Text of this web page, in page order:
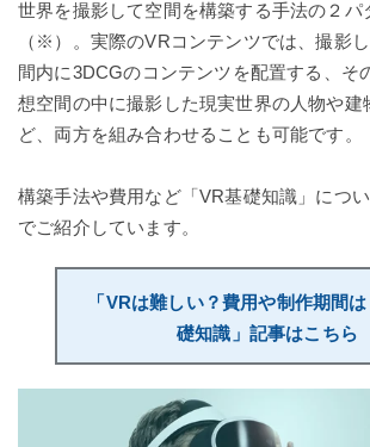
世界を撮影して空間を構築する手法の２パ
（※）。実際のVRコンテンツでは、撮影
間内に3DCGのコンテンツを配置する、そ
想空間の中に撮影した現実世界の人物や建
ど、両方を組み合わせることも可能です。
構築手法や費用など「VR基礎知識」につ
でご紹介しています。
「VRは難しい？費用や制作期間
礎知識」記事はこちら